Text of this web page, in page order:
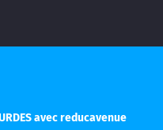
avec reducavenue